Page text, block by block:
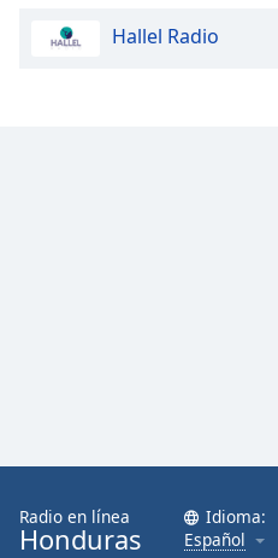
Modal
Hallel Radio
Radio en línea
Honduras
Idioma:
Español